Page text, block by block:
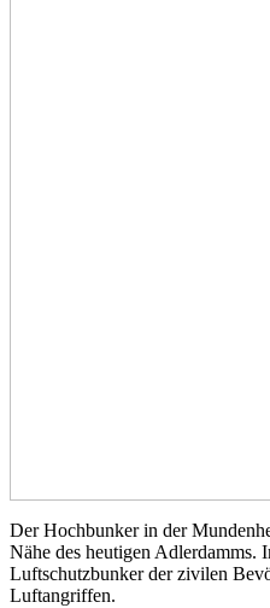
Der Hochbunker in der
Nähe des heutigen Adlerdamms.
Luftschutzbunker der zivilen
Luftangriffen.